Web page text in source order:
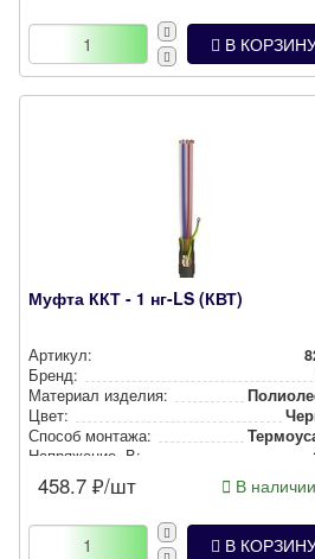
В
Муфта ККТ - 1 нг-LS (КВТ)
Артикул:
Бренд:
Материал изделия:
Цвет:
Способ монтажа:
Нап­ря­же­ние, В:
458.7 ₽/шт В наличии
В